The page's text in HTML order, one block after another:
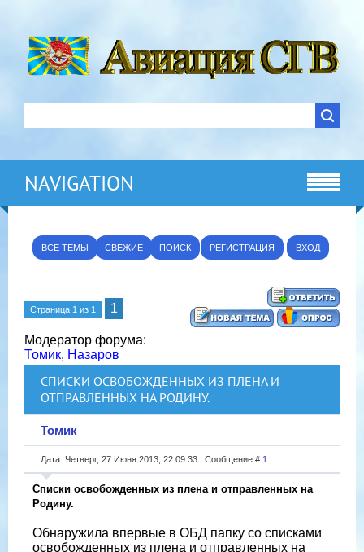
NAVIGATION
ВСЕ ТЕМЫ СВЕЖИЕ ПОИСК РЕГИСТРАЦИЯ ВХОД
Страница 1 из 1 1
Модератор форума:
Томик, Назаров
СПИСКИ ОСВОБОЖДЕННЫХ ИЗ ПЛЕНА И
ОТПРАВЛЕННЫХ НА РОДИНУ.
Томик
Дата: Четверг, 27 Июня 2013, 22:09:33 | Сообщение # 1
Списки освобожденных из плена и отправленных на
Родину.
Обнаружила впервые в ОБД папку со списками
освобожденных из плена и отправленных на